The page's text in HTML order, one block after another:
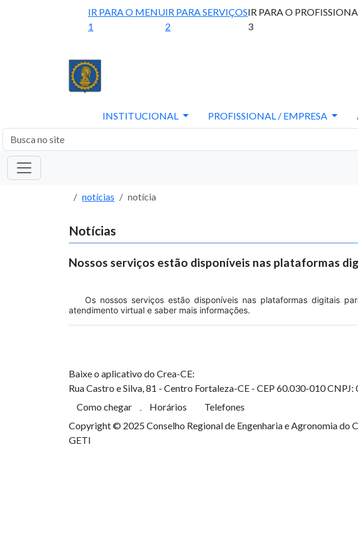
IR PARA O MENU
1
IR PARA SERVIÇOS
2
IR PARA O
3
INSTITUCIONAL PROFISSIONAL / EMPRESA
notícias notícia
Notícias
Nossos serviços estão disponíveis nas plataformas
Os nossos serviços estão disponíveis nas plataformas digitais
atendimento virtual e saber mais informações.
Baixe o aplicativo do Crea-CE:
Rua Castro e Silva, 81 - Centro Fortaleza-CE - CEP 60.030-010CNPJ:
Como chegar
Horários
Telefones
Copyright © 2025 Conselho Regional de Engenharia e Agronomia do
GETI